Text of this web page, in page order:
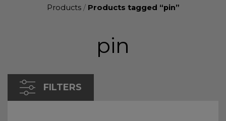
Products/ Products tagged “pin”
pin
FILTERS